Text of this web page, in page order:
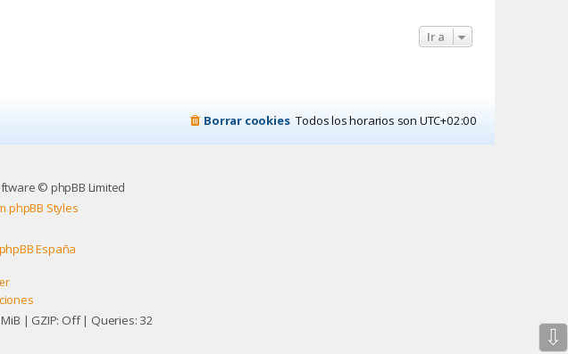
Ir a
Todos los horarios son UTC+02:00
Borrar cookies
© phpBB Limited
phpBB Styles
phpBB España
| GZIP: Off | Queries: 32
⇩